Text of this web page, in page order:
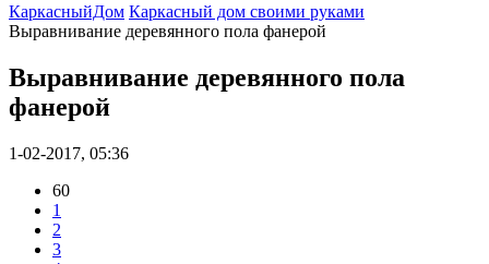
КаркасныйДом Каркасный дом своими руками
Выравнивание деревянного пола фанерой
Выравнивание деревянного пола
фанерой
1-02-2017, 05:36
60
1
2
3